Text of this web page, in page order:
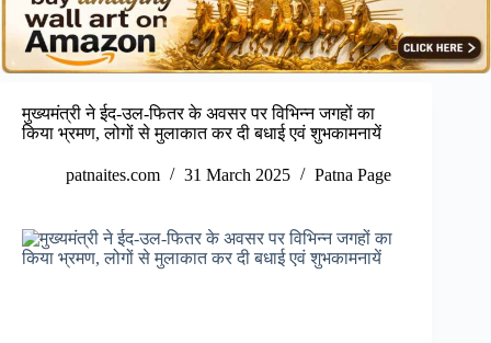
मुख्यमंत्री ने ईद-उल-फितर के अवसर पर विभिन्न जगहों का
किया भ्रमण, लोगों से मुलाकात कर दी बधाई एवं शुभकामनायें
patnaites.com 31 March 2025 Patna Page